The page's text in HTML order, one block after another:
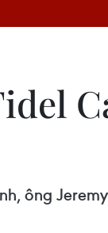
ông